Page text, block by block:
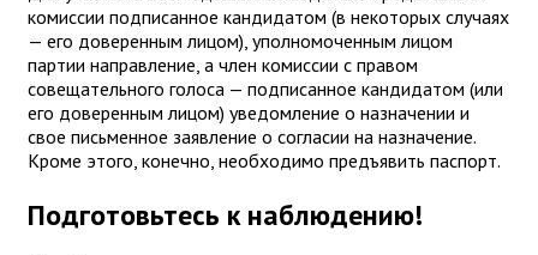
комиссии подписанное кандидатом (в некоторых случаях
— его доверенным лицом), уполномоченным лицом
партии направление, а член комиссии с правом
совещательного голоса — подписанное кандидатом (или
его доверенным лицом) уведомление о назначении и
свое письменное заявление о согласии на назначение.
Кроме этого, конечно, необходимо предъявить паспорт.
Подготовьтесь к наблюдению!